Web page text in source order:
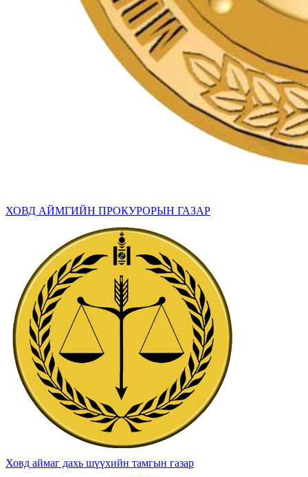
ХОВД АЙМГИЙН ПРОКУРОРЫН ГАЗАР
Ховд аймаг дахь шүүхийн тамгын газар